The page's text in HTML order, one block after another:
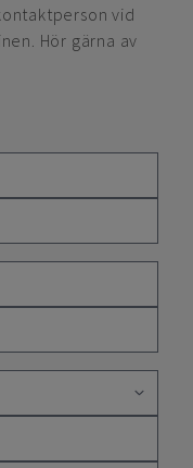
vid
Hör gärna av